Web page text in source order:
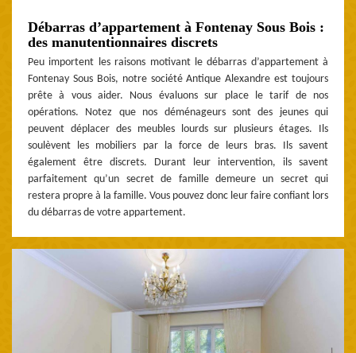
Débarras d’appartement à Fontenay Sous Bois :
des manutentionnaires discrets
Peu importent les raisons motivant le débarras d’appartement à
Fontenay Sous Bois, notre société Antique Alexandre est toujours
prête à vous aider. Nous évaluons sur place le tarif de nos
opérations. Notez que nos déménageurs sont des jeunes qui
peuvent déplacer des meubles lourds sur plusieurs étages. Ils
soulèvent les mobiliers par la force de leurs bras. Ils savent
également être discrets. Durant leur intervention, ils savent
parfaitement qu’un secret de famille demeure un secret qui
restera propre à la famille. Vous pouvez donc leur faire confiant lors
du débarras de votre appartement.